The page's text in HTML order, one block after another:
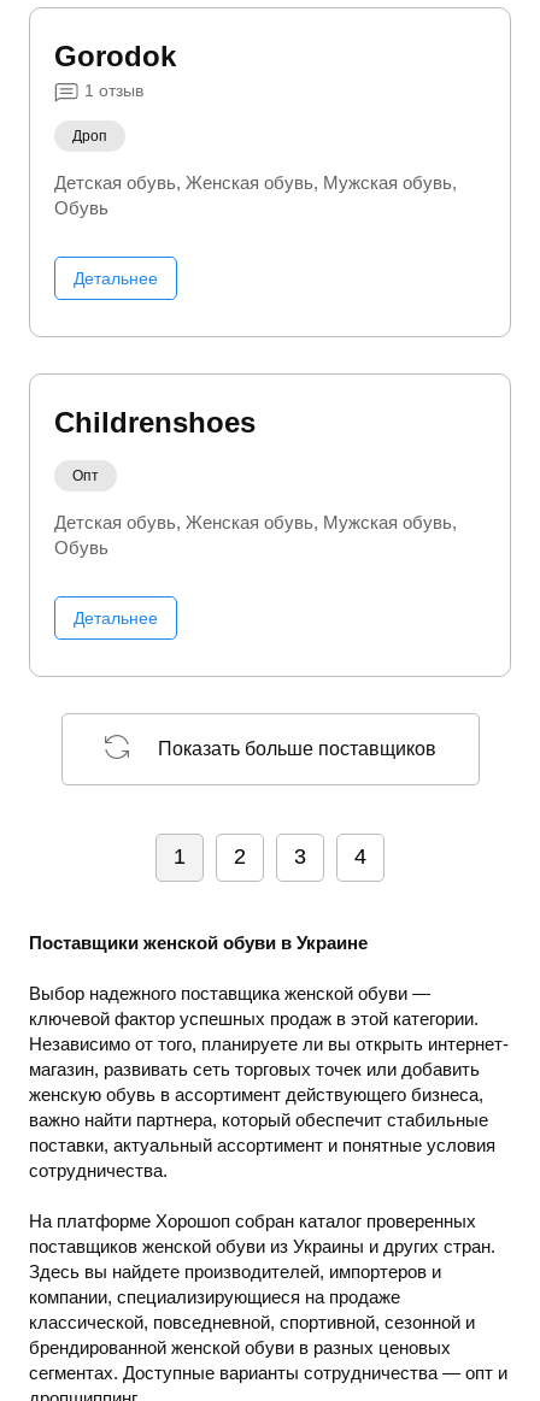
Gorodok
1 отзыв
Дроп
Детская обувь Женская обувь Мужская обувь
Обувь
Детальнее
Childrenshoes
Опт
Детская обувь Женская обувь Мужская обувь
Обувь
Детальнее
Показать больше поставщиков
1 2 3 4
Поставщики женской обуви в Украине
Выбор надежного поставщика женской обуви —
ключевой фактор успешных продаж в этой категории.
Независимо от того, планируете ли вы открыть интернет-
магазин, развивать сеть торговых точек или добавить
женскую обувь в ассортимент действующего бизнеса,
важно найти партнера, который обеспечит стабильные
поставки, актуальный ассортимент и понятные условия
сотрудничества.
На платформе Хорошоп собран каталог проверенных
поставщиков женской обуви из Украины и других стран.
Здесь вы найдете производителей, импортеров и
компании, специализирующиеся на продаже
классической, повседневной, спортивной, сезонной и
брендированной женской обуви в разных ценовых
сегментах. Доступные варианты сотрудничества — опт и